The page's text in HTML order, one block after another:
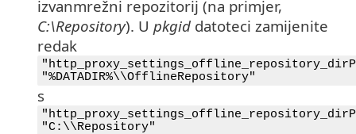
izvanmrežni repozitorij (na primjer,
C:\Repository). U pkgid datoteci zamijenite
redak
"%DATADIR%\\OfflineRepository"
s
"C:\\Repository"